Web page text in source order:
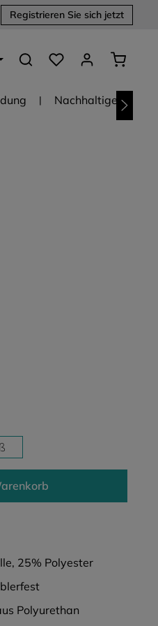
Registrieren Sie sich jetzt
Du hast 0 Produkte
Nachhaltige
ein oder
25% Polyester
Polyurethan